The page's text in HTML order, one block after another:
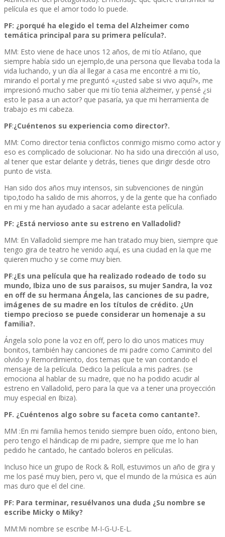
película es que el amor todo lo puede.
PF: ¿porqué ha elegido el tema del Alzheimer como
temática principal para su primera película?.
MM: Esto viene de hace unos 12 años, de mi tío Atilano, que
siempre había sido un ejemplo,de una persona que llevaba toda la
vida luchando, y un día al llegar a casa me encontré a mi tío,
mirando el portal y me preguntó «¿usted sabe si vivo aquí?», me
impresionó mucho saber que mi tío tenia alzheimer, y pensé ¿si
esto le pasa a un actor? que pasaría, ya que mi herramienta de
trabajo es mi cabeza.
PF:¿Cuéntenos su experiencia como director?.
MM: Como director tenia conflictos conmigo mismo como actor y
eso es complicado de solucionar. No ha sido una dirección al uso,
al tener que estar delante y detrás, tienes que dirigir desde otro
punto de vista.
Han sido dos años muy intensos, sin subvenciones de ningún
tipo,todo ha salido de mis ahorros, y de la gente que ha confiado
en mi y me han ayudado a sacar adelante esta película.
PF: ¿Está nervioso ante su estreno en Valladolid?
MM: En Valladolid siempre me han tratado muy bien, siempre que
tengo gira de teatro he venido aquí, es una ciudad en la que me
quieren mucho y se come muy bien.
PF:¿Es una película que ha realizado rodeado de todo su
mundo, Ibiza uno de sus paraisos, su mujer Sandra, la voz
en off de su hermana Ángela, las canciones de su padre,
imágenes de su madre en los títulos de crédito. ¿Un
tiempo precioso se puede considerar un homenaje a su
familia?.
Ángela solo pone la voz en off, pero lo dio unos matices muy
bonitos, también hay canciones de mi padre como Caminito del
olvido y Remordimiento, dos temas que te van contando el
mensaje de la película. Dedico la película a mis padres. (se
emociona al hablar de su madre, que no ha podido acudir al
estreno en Valladolid, pero para la que va a tener una proyección
muy especial en Ibiza).
PF. ¿Cuéntenos algo sobre su faceta como cantante?.
MM :En mi familia hemos tenido siempre buen oído, entono bien,
pero tengo el hándicap de mi padre, siempre que me lo han
pedido he cantado, he cantado boleros en películas.
Incluso hice un grupo de Rock & Roll, estuvimos un año de gira y
me los pasé muy bien, pero vi, que el mundo de la música es aún
mas duro que el del cine.
PF: Para terminar, resuélvanos una duda ¿Su nombre se
escribe Micky o Miky?
MM:Mi nombre se escribe M-I-G-U-E-L.